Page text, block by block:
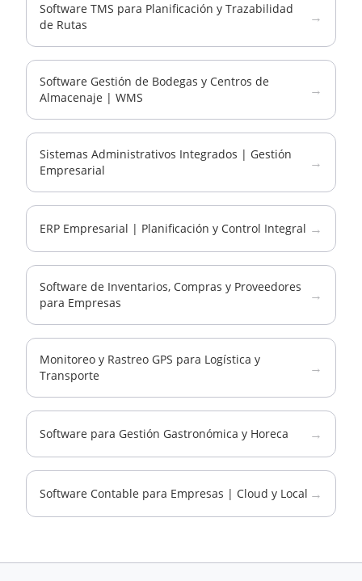
Software TMS para Planificación y Trazabilidad
de Rutas
→
Software Gestión de Bodegas y Centros de
Almacenaje | WMS
→
Sistemas Administrativos Integrados | Gestión
Empresarial
→
ERP Empresarial | Planificación y Control Integral →
Software de Inventarios, Compras y Proveedores
para Empresas
→
Monitoreo y Rastreo GPS para Logística y
Transporte
→
Software para Gestión Gastronómica y Horeca →
Software Contable para Empresas | Cloud y Local →